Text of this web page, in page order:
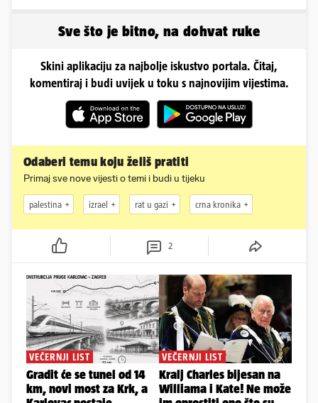
Sve što je bitno, na dohvat ruke
Skini aplikaciju za najbolje iskustvo portala. Čitaj,
komentiraj i budi uvijek u toku s najnovijim vijestima.
Odaberi temu koju želiš pratiti
Primaj sve nove vijesti o temi i budi u tijeku
palestina izrael rat u gazi crna kronika
2